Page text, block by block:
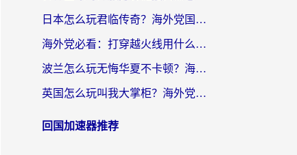
日本怎么玩君临传奇？海外党国服游戏加速避坑指南（附菲律宾欧洲玩家实测）
海外党必看：打穿越火线用什么加速器？解决延迟卡顿，还能玩奇妙拼图世界和第五人格
波兰怎么玩无悔华夏不卡顿？海外国服游戏加速器终极指南（附征途2萤火突击解决方案）
英国怎么玩叫我大掌柜？海外党国服游戏加速避坑指南（附实测推荐）
回国加速器推荐